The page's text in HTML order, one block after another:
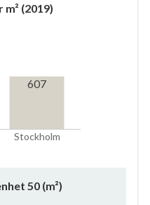
(2019)
Stockholm
607
50 (m²)